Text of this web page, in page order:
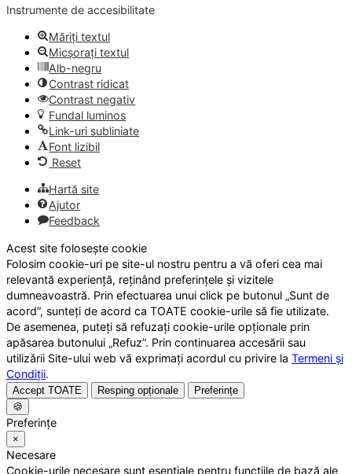
Instrumente de accesibilitate
Măriți textul
Micșorați textul
Alb-negru
Contrast ridicat
Contrast negativ
Fundal luminos
Link-uri subliniate
Font lizibil
Reset
Hartă site
Ajutor
Feedback
Acest site folosește cookie
Folosim cookie-uri pe site-ul nostru pentru a vă oferi cea mai
relevantă experiență, reținând preferințele și vizitele
dumneavoastră. Prin efectuarea unui click pe butonul „Sunt de
acord”, sunteți de acord ca TOATE cookie-urile să fie utilizate.
De asemenea, puteți să refuzați cookie-urile opționale prin
apăsarea butonului „Refuz”. Prin continuarea accesării sau
utilizării Site-ului web vă exprimați acordul cu privire la Termeni și
Condiții.
Accept TOATE Resping opționale
Preferințe
🍪
Preferințe
×
Necesare
Cookie-urile necesare sunt esențiale pentru funcțiile de bază ale